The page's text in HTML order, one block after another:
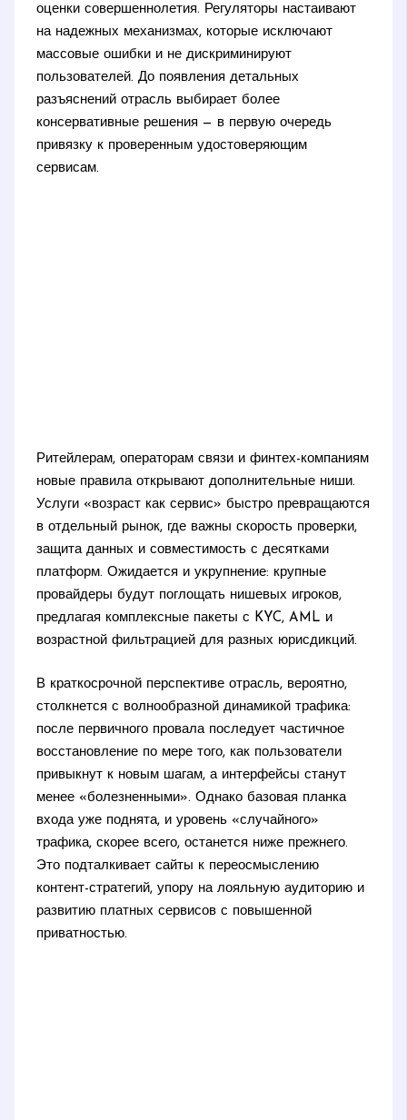
оценки совершеннолетия. Регуляторы настаивают
на надежных механизмах, которые исключают
массовые ошибки и не дискриминируют
пользователей. До появления детальных
разъяснений отрасль выбирает более
консервативные решения — в первую очередь
привязку к проверенным удостоверяющим
сервисам.
Ритейлерам, операторам связи и финтех-компаниям
новые правила открывают дополнительные ниши.
Услуги «возраст как сервис» быстро превращаются
в отдельный рынок, где важны скорость проверки,
защита данных и совместимость с десятками
платформ. Ожидается и укрупнение: крупные
провайдеры будут поглощать нишевых игроков,
предлагая комплексные пакеты с KYC, AML и
возрастной фильтрацией для разных юрисдикций.
В краткосрочной перспективе отрасль, вероятно,
столкнется с волнообразной динамикой трафика:
после первичного провала последует частичное
восстановление по мере того, как пользователи
привыкнут к новым шагам, а интерфейсы станут
менее «болезненными». Однако базовая планка
входа уже поднята, и уровень «случайного»
трафика, скорее всего, останется ниже прежнего.
Это подталкивает сайты к переосмыслению
контент-стратегий, упору на лояльную аудиторию и
развитию платных сервисов с повышенной
приватностью.